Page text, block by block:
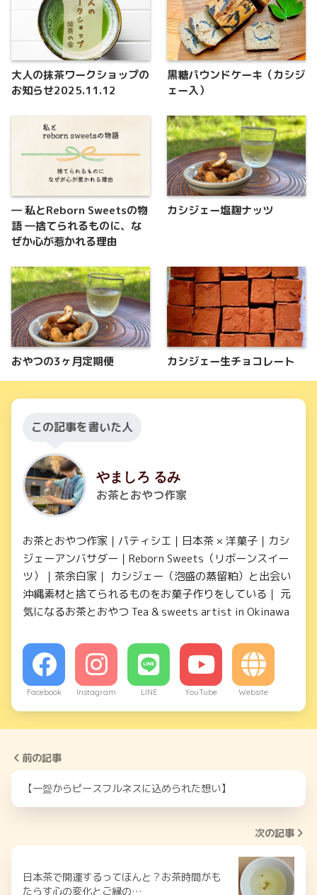
大人の抹茶ワークショップの
お知らせ2025.11.12
黒糖パウンドケーキ（カシジ
ェー入）
― 私とReborn Sweetsの物
語 ―捨てられるものに、な
ぜか心が惹かれる理由
カシジェー塩麹ナッツ
おやつの3ヶ月定期便 カシジェー生チョコレート
この記事を書いた人
やましろ るみ
お茶とおやつ作家
お茶とおやつ作家｜パティシエ｜日本茶 × 洋菓子｜カシ
ジェーアンバサダー｜Reborn Sweets（リボーンスイー
ツ）｜茶余白家｜ カシジェー（泡盛の蒸留粕）と出会い
沖縄素材と捨てられるものをお菓子作りをしている｜ 元
気になるお茶とおやつ Tea & sweets artist in Okinawa
Facebook Instagram LINE YouTube Website
前の記事
【一盌からピースフルネスに込められた想い】
次の記事
日本茶で開運するってほんと？お茶時間がも
たらす心の変化とご縁の…